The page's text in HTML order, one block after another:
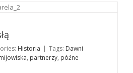
nad Wisłą
Historia | Tags: Dawni
, partnerzy, późne